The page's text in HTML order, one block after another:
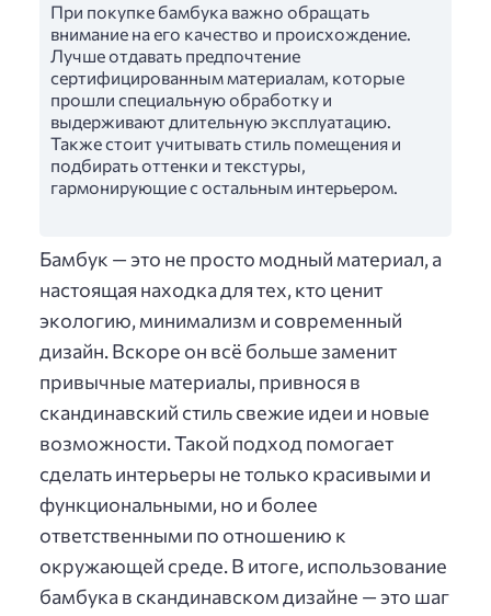
При покупке бамбука важно обращать
внимание на его качество и происхождение.
Лучше отдавать предпочтение
сертифицированным материалам, которые
прошли специальную обработку и
выдерживают длительную эксплуатацию.
Также стоит учитывать стиль помещения и
подбирать оттенки и текстуры,
гармонирующие с остальным интерьером.
Бамбук — это не просто модный материал, а
настоящая находка для тех, кто ценит
экологию, минимализм и современный
дизайн. Вскоре он всё больше заменит
привычные материалы, привнося в
скандинавский стиль свежие идеи и новые
возможности. Такой подход помогает
сделать интерьеры не только красивыми и
функциональными, но и более
ответственными по отношению к
окружающей среде. В итоге, использование
бамбука в скандинавском дизайне — это шаг